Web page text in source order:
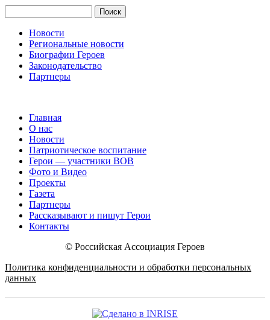
Поиск
Новости
Региональные новости
Биографии Героев
Законодательство
Партнеры
Главная
О нас
Новости
Патриотическое воспитание
Герои — участники ВОВ
Фото и Видео
Проекты
Газета
Партнеры
Рассказывают и пишут Герои
Контакты
© Российская Ассоциация Героев
Политика конфиденциальности и обработки персональных
данных